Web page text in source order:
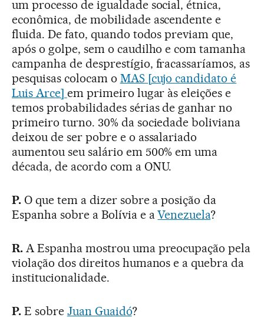
um processo de igualdade social, étnica,
econômica, de mobilidade ascendente e
fluida. De fato, quando todos previam que,
após o golpe, sem o caudilho e com tamanha
campanha de desprestígio, fracassaríamos, as
pesquisas colocam o MAS [cujo candidato é
Luis Arce] em primeiro lugar às eleições e
temos probabilidades sérias de ganhar no
primeiro turno. 30% da sociedade boliviana
deixou de ser pobre e o assalariado
aumentou seu salário em 500% em uma
década, de acordo com a ONU.
P.O que tem a dizer sobre a posição da
Espanha sobre a Bolívia e aVenezuela?
R.A Espanha mostrou uma preocupação pela
violação dos direitos humanos e a quebra da
institucionalidade.
P.E sobre Juan Guaidó?